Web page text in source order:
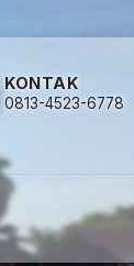
KONTAK
0813-4523-6778